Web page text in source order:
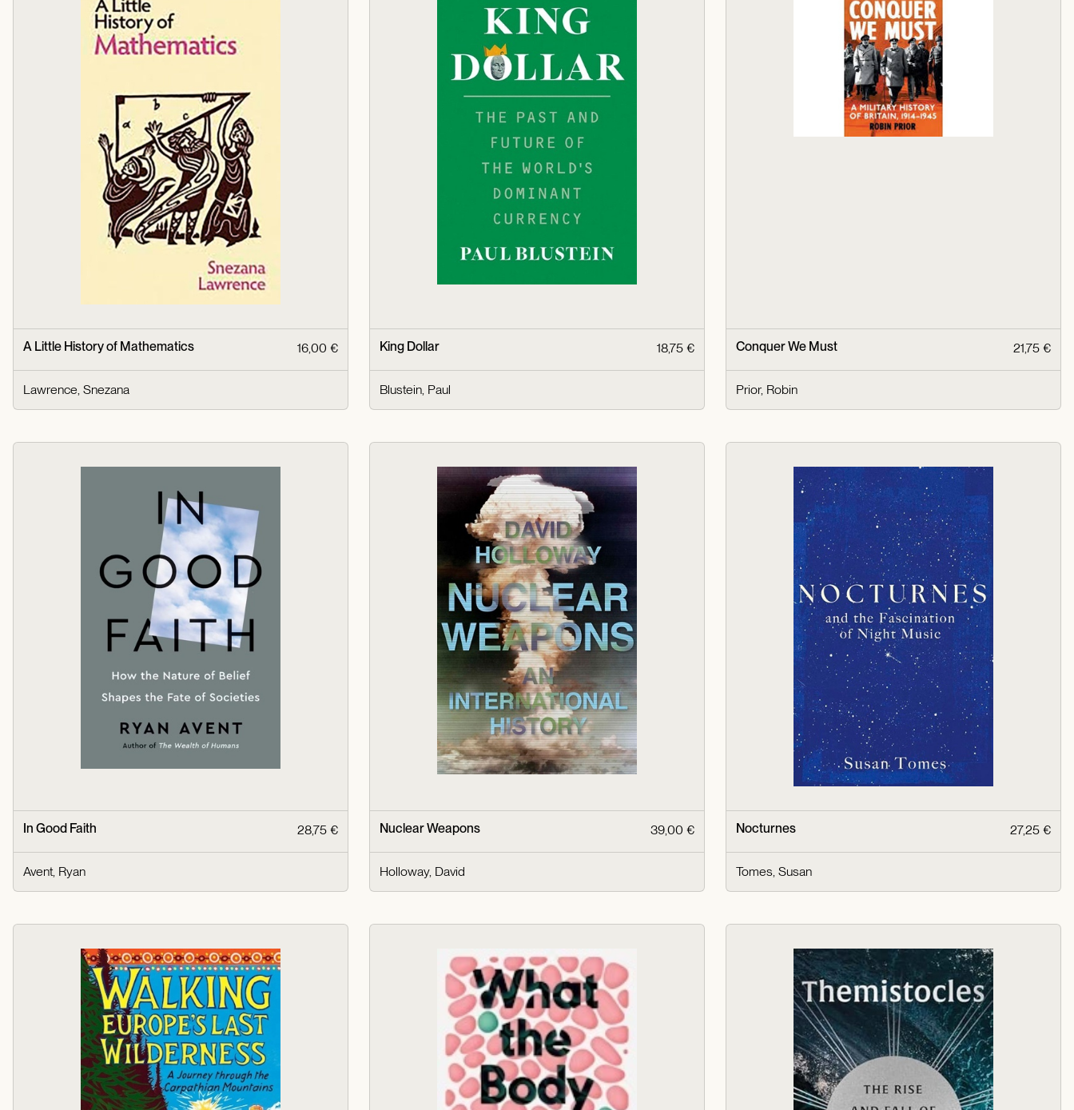
A Little History of Mathematics 16,00 €
Lawrence, Snezana
King Dollar 18,75 €
Blustein, Paul
Conquer We Must 21,75 €
Prior, Robin
In Good Faith 28,75 €
Avent, Ryan
Nuclear Weapons 39,00 €
Holloway, David
Nocturnes 27,25 €
Tomes, Susan